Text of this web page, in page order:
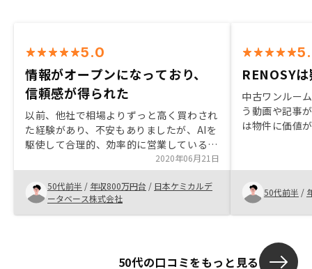
5.0
情報がオープンになっており、
信頼感が得られた
以前、他社で相場よりずっと高く買わされ
た経験があり、不安もありましたが、AIを
駆使して合理的、効率的に営業しているこ
と、仕入れ価格なども教えていただき、説
明を受けていくうちに信頼感が持てたの
で、安心して購入することができました。
すぐには思いつきません。
2020年06月21日
50代前半 / 年収800万円台 / 日本ケミカルデ
ータベース株式会社
RENOSY
中古ワンルー
う動画や記事
は物件に価値
が、そこは自
今51歳。フ
る最後の機会
とつでした。
方も複数物件
安心材料でし
50代前半 /
50代の口コミをもっと見る